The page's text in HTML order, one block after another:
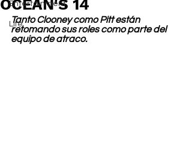
Entertainment
Life
OCEAN'S 14
Tanto Clooney como Pitt están
retomando sus roles como parte del
equipo de atraco.